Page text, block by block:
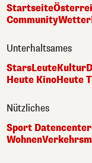
Startseite
CommunityWetter
Unterhaltsames
StarsLeuteKultur
Heute KinoHeute
Nützliches
Sport Datencenter
Wohnen